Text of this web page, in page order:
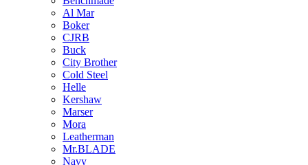
Al Mar
Boker
CJRB
Buck
City Brother
Cold Steel
Helle
Kershaw
Marser
Mora
Leatherman
Mr.BLADE
Navy